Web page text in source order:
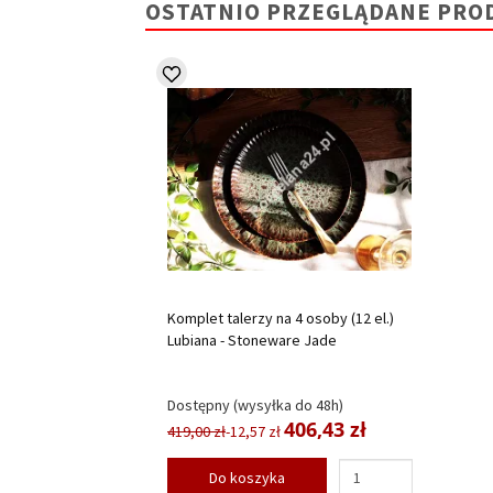
OSTATNIO PRZEGLĄDANE
Komplet talerzy na 4 osoby (12 el.)
Lubiana - Stoneware Jade
Dostępny (wysyłka do 48h)
419,00 zł-12,57 zł406,43 zł
Do koszyka